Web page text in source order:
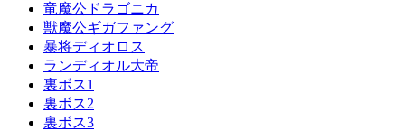
竜魔公ドラゴニカ
獣魔公ギガファング
暴将ディオロス
ランディオル大帝
裏ボス1
裏ボス2
裏ボス3